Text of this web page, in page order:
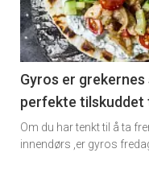
-
section
11
Dagens
rett
Gyros er
perfekte tilskuddet
Om du har tenkt til å ta
innendørs ,er gyros